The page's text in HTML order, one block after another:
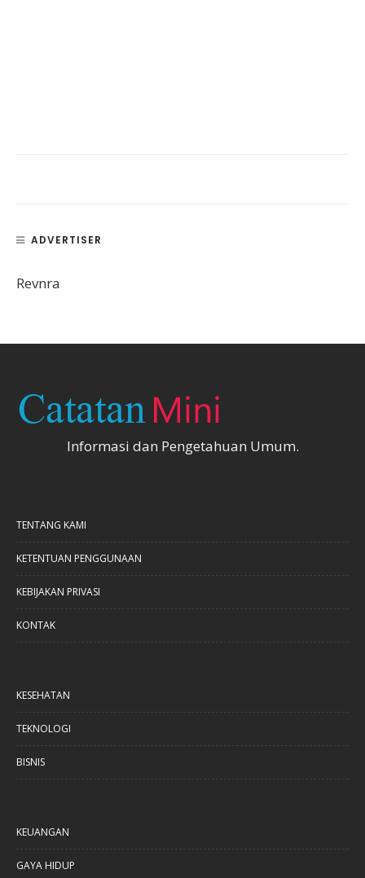
ADVERTISER
Revnra
Informasi dan Pengetahuan Umum.
TENTANG KAMI
KETENTUAN PENGGUNAAN
KEBIJAKAN PRIVASI
KONTAK
KESEHATAN
TEKNOLOGI
BISNIS
KEUANGAN
GAYA HIDUP